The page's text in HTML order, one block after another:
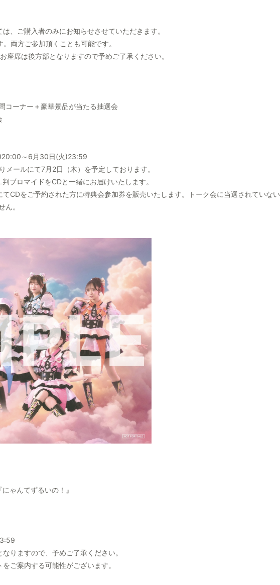
、ご購入者のみにお知らせさせていただきます。
両方ご参加頂くことも可能です。
席は後方部となりますので予めご了承ください。
コーナー＋豪華景品が当たる抽選会
～6月30日(火)23:59
ールにて7月2日（木）を予定しております。
ブロマイドをCDと一緒にお届けいたします。
CDをご予約された方に特典会参加券を販売いたします。トーク会に当選されていない
ん。
ゃんてずるいの！』
りますので、予めご了承ください。
ご案内する可能性がございます。